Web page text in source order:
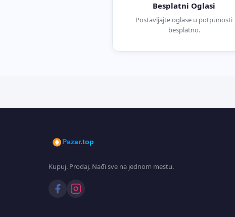
Besplatni Oglasi
Postavljajte oglase u potpunosti
besplatno.
Pazar.top
Kupuj. Prodaj. Nađi sve na jednom mestu.